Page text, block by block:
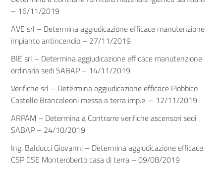
– 16/11/2019
AVE srl – Determina aggiudicazione efficace manutenzione
impianto antincendio – 27/11/2019
BIE srl – Determina aggiudicazione efficace manutenzione
ordinaria sedi SABAP – 14/11/2019
Verifiche srl – Determina aggiudicazione efficace Piobbico
Castello Brancaleoni messa a terra imp.e. – 12/11/2019
ARPAM – Determina a Contrarre verifiche ascensori sedi
SABAP – 24/10/2019
Ing. Balducci Giovanni – Determina aggiudicazione efficace
CSP CSE Monteroberto casa di terra – 09/08/2019